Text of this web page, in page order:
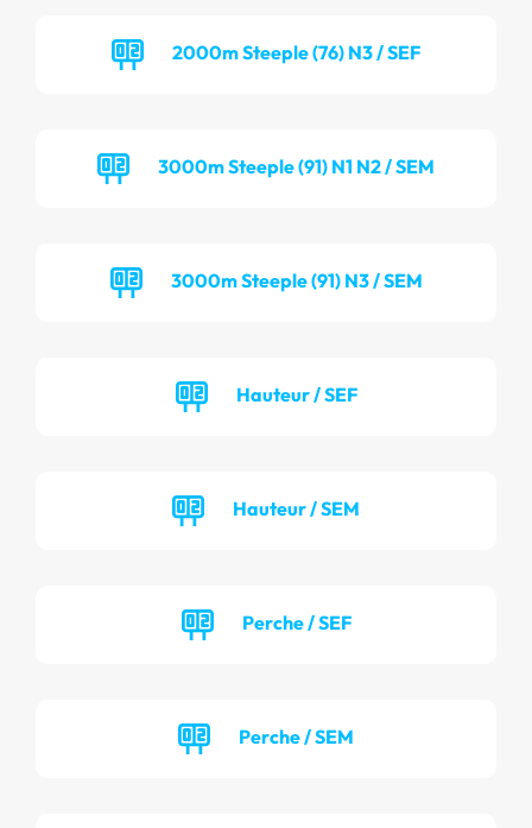
2000m Steeple (76) N3 / SEF
3000m Steeple (91) N1 N2 / SEM
3000m Steeple (91) N3 / SEM
Hauteur / SEF
Hauteur / SEM
Perche / SEF
Perche / SEM